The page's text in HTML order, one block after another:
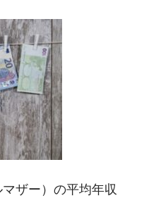
ザー）の平均年収